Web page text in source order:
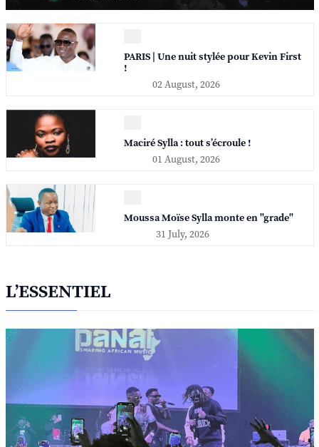
PARIS | Une nuit stylée pour Kevin First
!
02 August, 2026
Maciré Sylla : tout s’écroule !
01 August, 2026
Moussa Moïse Sylla monte en "grade"
31 July, 2026
L’ESSENTIEL